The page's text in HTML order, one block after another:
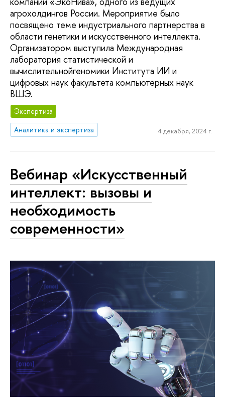
агрохолдингов России. Мероприятие было
посвящено теме индустриального партнерства в
области генетики и искусственного интеллекта.
Организатором выступила Международная
лаборатория статистической и
вычислительнойгеномики Института ИИ и
цифровых наук факультета компьютерных наук
ВШЭ.
Экспертиза
Аналитика и экспертиза
4 декабря, 2024 г.
Вебинар «Искусственный
интеллект: вызовы и
необходимость
современности»